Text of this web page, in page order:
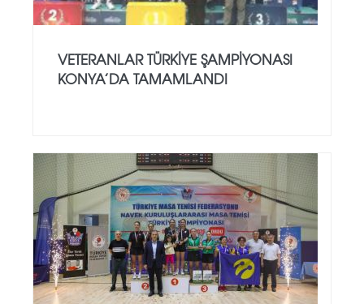
VETERANLAR TÜRKIYE ŞAMPIYONASI
KONYA’DA TAMAMLANDI